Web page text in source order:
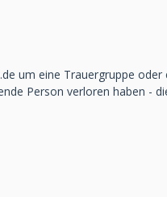
um eine Trauergruppe
Person verloren haben -